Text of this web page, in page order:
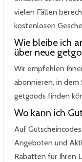
vielen Fällen
kostenlosen
Wie bleibe ich
über neue
Wir empfehlen
abonnieren, in
getgoods finden
Wo kann ich
Auf
Angeboten und
Rabatten für Ihren